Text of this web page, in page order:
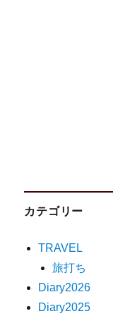
カテゴリー
TRAVEL
旅打ち
Diary2026
Diary2025